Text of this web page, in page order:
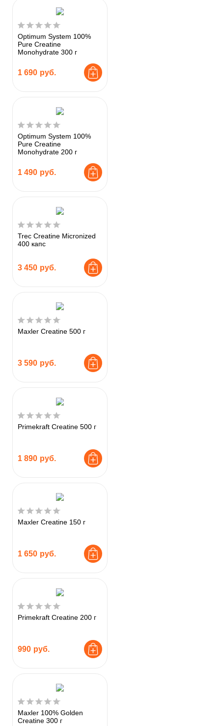
Optimum System 100%
Pure Creatine
Monohydrate 300 г
1 690 руб.
Optimum System 100%
Pure Creatine
Monohydrate 200 г
1 490 руб.
Trec Creatine Micronized
400 капс
3 450 руб.
Maxler Creatine 500 г
3 590 руб.
Primekraft Creatine 500 г
1 890 руб.
Maxler Creatine 150 г
1 650 руб.
Primekraft Creatine 200 г
990 руб.
Maxler 100% Golden
Creatine 300 г